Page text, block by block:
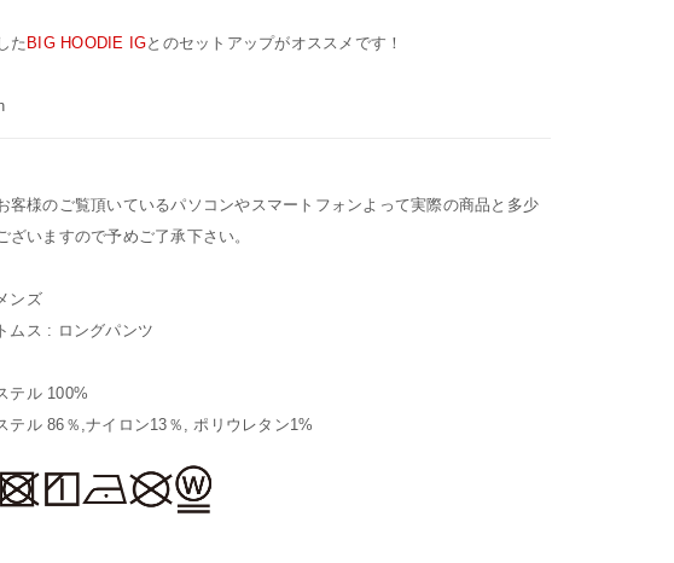
たBIG HOODIE IGとのセットアップがオススメです！
客様のご覧頂いているパソコンやスマートフォンよって実際の商品と多少
ざいますので予めご了承下さい。
ンズ
ムス : ロングパンツ
テル 100%
テル 86％,ナイロン13％, ポリウレタン1%